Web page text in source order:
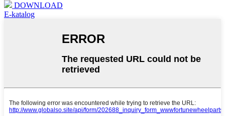
DOWNLOAD
E-katalog